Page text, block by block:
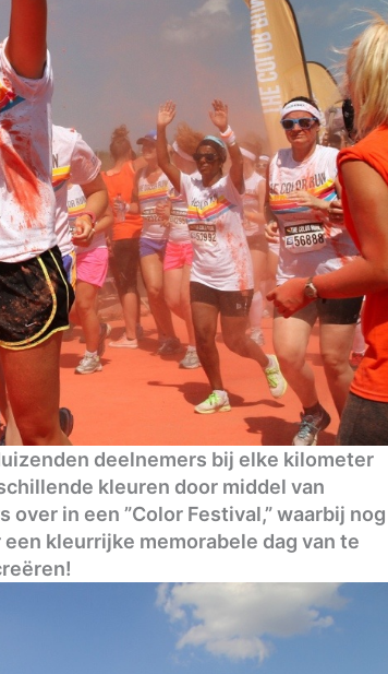
deelnemers bij elke kilometer
kleuren door middel van
in een ”Color Festival,” waarbij nog
kleurrijke memorabele dag van te